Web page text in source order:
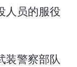
人员的服役
装警察部队